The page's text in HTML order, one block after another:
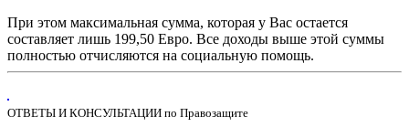
При этом максимальная сумма, которая у Вас остается
составляет лишь 199,50 Евро. Все доходы выше этой суммы
полностью отчисляются на социальную помощь.
ОТВЕТЫ И КОНСУЛЬТАЦИИ по Правозащите